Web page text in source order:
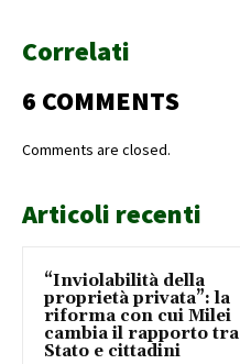
Correlati
6 COMMENTS
Comments are closed.
Articoli recenti
“Inviolabilità della
proprietà privata”: la
riforma con cui Milei
cambia il rapporto tra
Stato e cittadini